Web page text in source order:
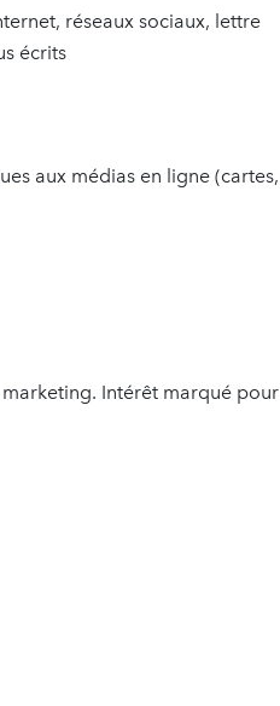
réseaux sociaux, lettre
écrits
aux médias en ligne (cartes,
Intérêt marqué pour